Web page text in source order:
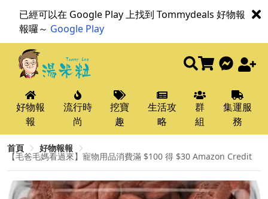
已經可以在 Google Play 上找到 Tommydeals 好物報
報囉～ Google Play
好物報
報
流行時
尚
挖寶
趣
生活攻
略
群
組
集運服
務
首頁 好物報報
【毛爸毛媽看過來】寵物用品消費滿 $100 得 $30 Amazon Credit